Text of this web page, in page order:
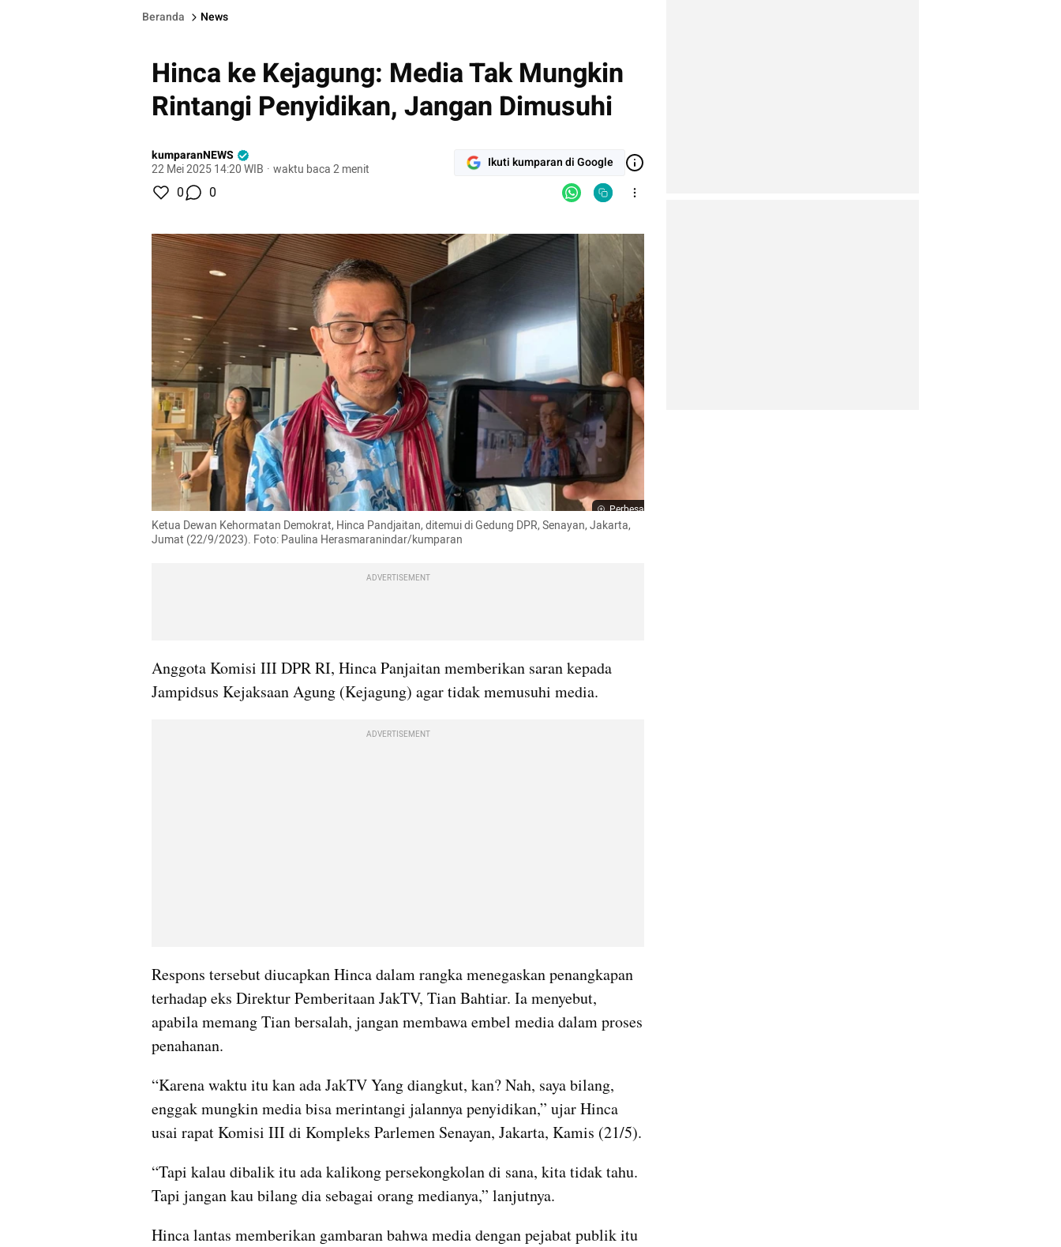
Beranda News
Hinca ke Kejagung: Media Tak Mungkin
Rintangi Penyidikan, Jangan Dimusuhi
kumparanNEWS
22 Mei 2025 14:20 WIB · waktu baca 2 menit Ikuti kumparan di Google
0 0
Perbesar
Ketua Dewan Kehormatan Demokrat, Hinca Pandjaitan, ditemui di Gedung DPR, Senayan, Jakarta,
Jumat (22/9/2023). Foto: Paulina Herasmaranindar/kumparan
ADVERTISEMENT
Anggota Komisi III DPR RI, Hinca Panjaitan memberikan saran kepada
Jampidsus Kejaksaan Agung (Kejagung) agar tidak memusuhi media.
ADVERTISEMENT
Respons tersebut diucapkan Hinca dalam rangka menegaskan penangkapan
terhadap eks Direktur Pemberitaan JakTV, Tian Bahtiar. Ia menyebut,
apabila memang Tian bersalah, jangan membawa embel media dalam proses
penahanan.
“Karena waktu itu kan ada JakTV Yang diangkut, kan? Nah, saya bilang,
enggak mungkin media bisa merintangi jalannya penyidikan,” ujar Hinca
usai rapat Komisi III di Kompleks Parlemen Senayan, Jakarta, Kamis (21/5).
“Tapi kalau dibalik itu ada kalikong persekongkolan di sana, kita tidak tahu.
Tapi jangan kau bilang dia sebagai orang medianya,” lanjutnya.
Hinca lantas memberikan gambaran bahwa media dengan pejabat publik itu